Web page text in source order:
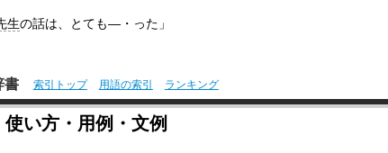
生の話は、とても―・った」
書 索引トップ 用語の索引 ランキング
使い方・用例・文例